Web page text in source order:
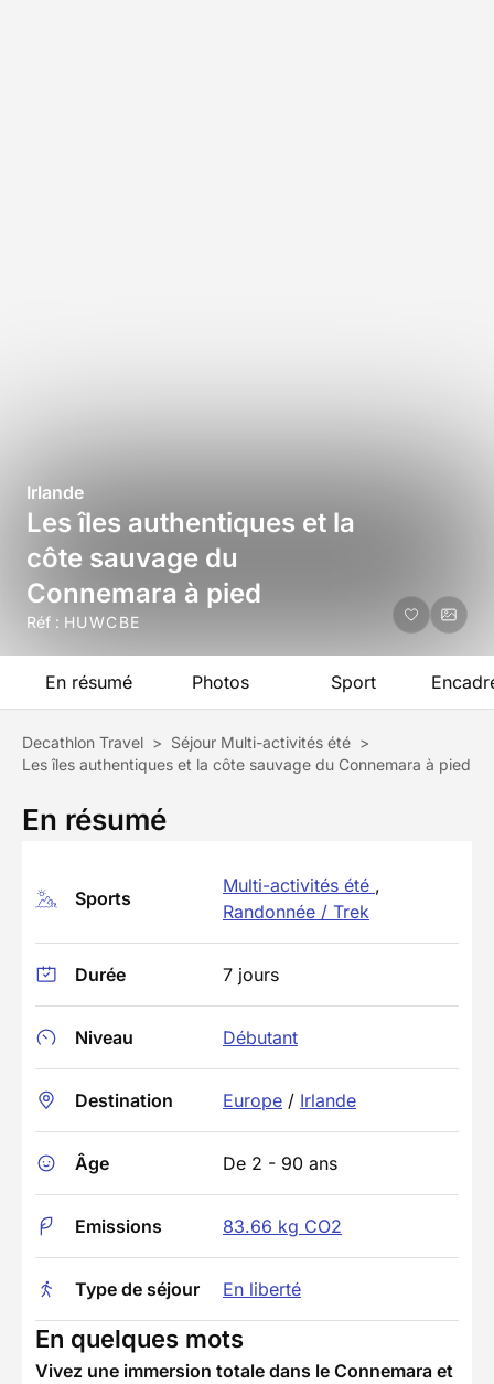
Irlande
Les îles authentiques et la
côte sauvage du
Connemara à pied
Réf : HUWCBE
En résumé Photos Sport
Decathlon Travel > Séjour Multi-activités été >
Les îles authentiques et la côte sauvage du Connemara à pied
En résumé
Sports
Multi-activités été ,
Randonnée / Trek
Durée 7 jours
Niveau Débutant
Destination Europe / Irlande
Âge De 2 - 90 ans
Emissions 83.66 kg CO2
Type de séjour En liberté
En quelques mots
Vivez une immersion totale dans le Connemara et